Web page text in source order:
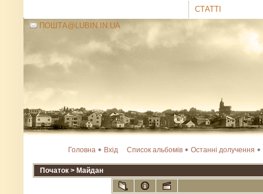
СТАТТІ
ПОШТА@LUBIN.IN.UA
Головна Вхід Список альбомів Останні долучення
Початок > Майдан